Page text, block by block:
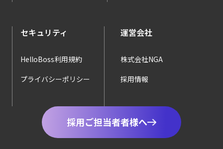
セキュリティ
HelloBoss利用規約
プライバシーポリシー
運営会社
株式会社NGA
採用情報
採用ご担当者者様へ